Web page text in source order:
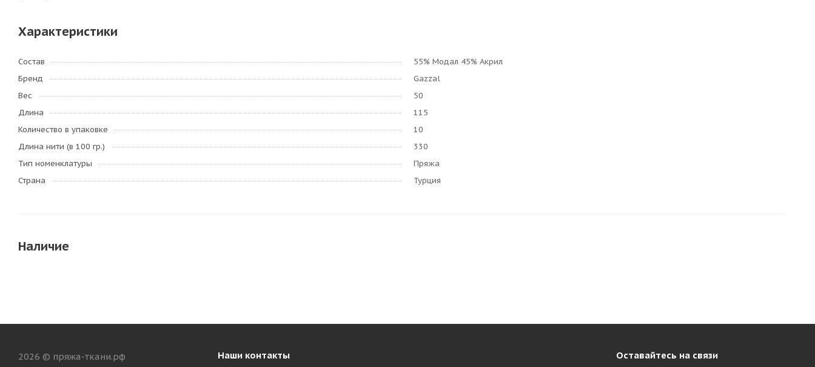
Характеристики
Состав
55% Модал 45% Акрил
Бренд
Gazzal
Вес
50
Длина
115
Количество в упаковке
10
Длина нити (в 100 гр.)
330
Тип номенклатуры
Пряжа
Страна
Турция
Наличие
2026 © пряжа-ткани.рф
Наши контакты Оставайтесь на связи